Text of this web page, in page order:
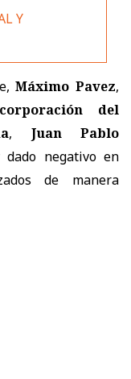
Y
Máximo Pavez,
del
, Juan Pablo
negativo en
de manera